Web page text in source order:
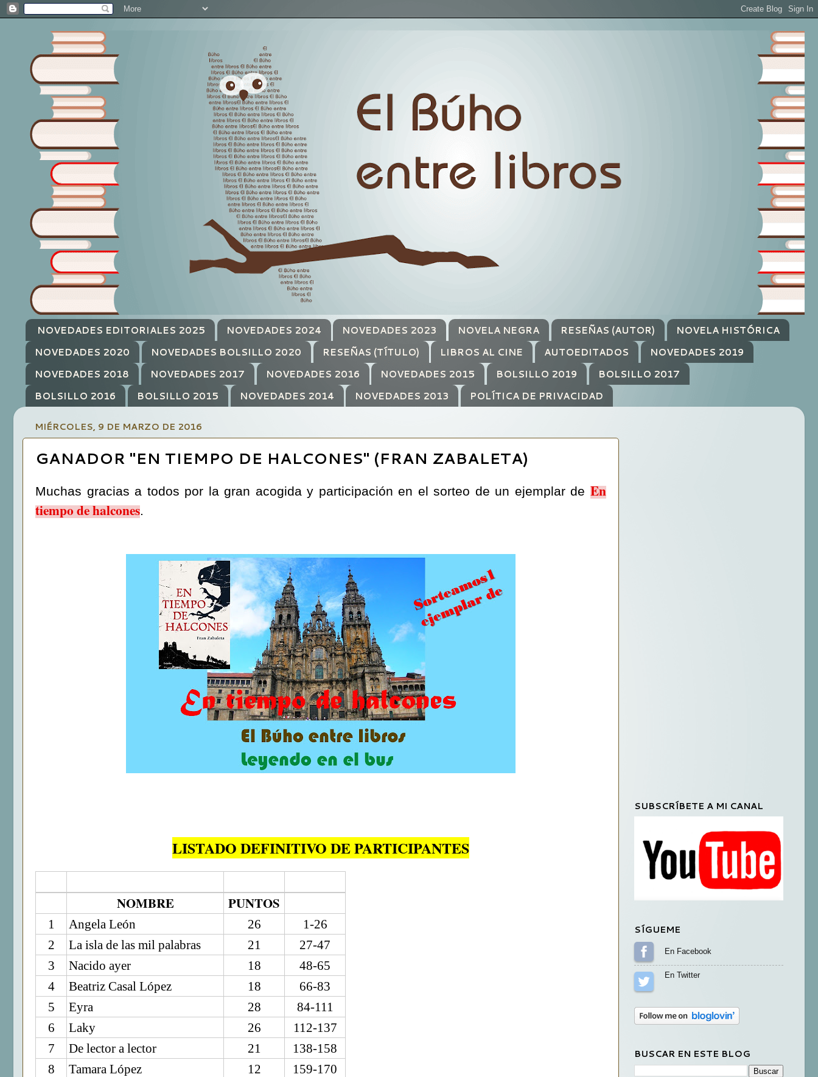
NOVEDADES EDITORIALES 2025 NOVEDADES 2024 NOVEDADES 2023 NOVELA NEGRA RESEÑAS (AUTOR)
NOVELA HISTÓRICA
NOVEDADES 2020
NOVEDADES BOLSILLO 2020 RESEÑAS (TÍTULO) LIBROS AL CINE AUTOEDITADOS
NOVEDADES 2019
NOVEDADES 2018
NOVEDADES 2017 NOVEDADES 2016 NOVEDADES 2015 BOLSILLO 2019
BOLSILLO 2017
BOLSILLO 2016
BOLSILLO 2015 NOVEDADES 2014 NOVEDADES 2013 POLÍTICA DE PRIVACIDAD
MIÉRCOLES, 9 DE MARZO DE 2016
GANADOR "EN TIEMPO DE HALCONES" (FRAN ZABALETA)
Muchas gracias a todos por la gran acogida y participación en el sorteo de un ejemplar de En
tiempo de halcones.
LISTADO DEFINITIVO DE PARTICIPANTES
NOMBRE PUNTOS
1 Angela León 26
1-26
2
La isla de las mil palabras 21
27-47
3
Nacido ayer 18
48-65
4
Beatriz Casal López 18
66-83
5
Eyra 28
84-111
6
Laky 26
112-137
7
De lector a lector 21
138-158
8
Tamara López 12
159-170
SUBSCRÍBETE A MI CANAL
SÍGUEME
Sígueme en Facebook
BUSCAR EN ESTE BLOG